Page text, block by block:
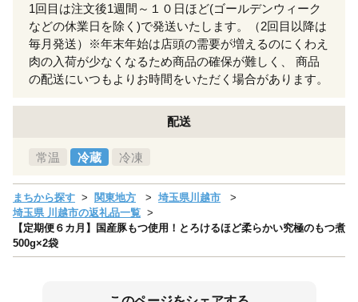
1回目は注文後1週間～１０日ほど(ゴールデンウィーク
などの休業日を除く)で発送いたします。（2回目以降は
毎月発送）※年末年始は店頭の需要が増えるのにくわえ
肉の入荷が少なくなるため商品の確保が難しく、 商品
の配送にいつもよりお時間をいただく場合があります。
配送
常温 冷蔵 冷凍
まちから探す 関東地方
埼玉県川越市
埼玉県 川越市の返礼品一覧
【定期便６カ月】国産豚もつ使用！とろけるほど柔らかい究極のもつ煮
500g×2袋